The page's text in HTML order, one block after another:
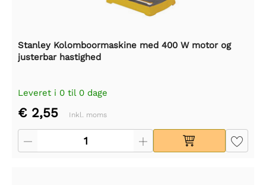
Stanley Kolomboormaskine med 400 W motor og
justerbar hastighed
Leveret i 0 til 0 dage
€ 2,55 Inkl. moms